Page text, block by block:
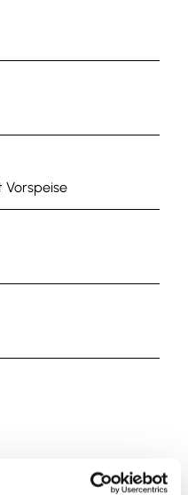
Vorspeise